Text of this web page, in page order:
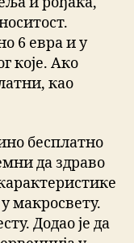
6 евра и у
које. Ако
као
бесплатно
да здраво
макросвету.
Додао је да